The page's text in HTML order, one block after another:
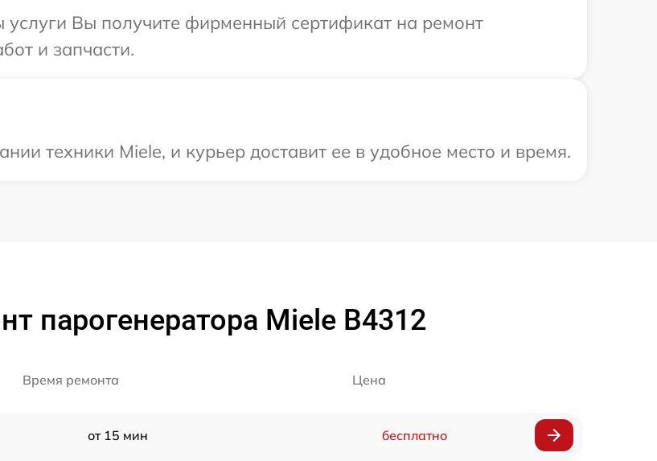
Вы получите фирменный сертификат на ремонт
и запчасти.
техники Miele, и курьер доставит ее в удобное место и время.
парогенератора Miele B4312
Время ремонта Цена
от 15 мин бесплатно